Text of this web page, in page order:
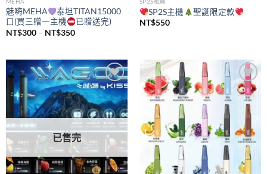
MEHA
魅嗨MEHA
泰坦TITAN15000
口(買三贈一主機
已贈送完)
NT$300 – NT$350價
NT$300
到
NT$350
SP2S推薦
SP2S主機
聖誕限定款
NT$550
Add to
wishlist
已售完
Add to
wishlist